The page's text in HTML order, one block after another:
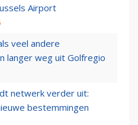
Airport
veel andere
langer weg uit Golfregio
netwerk verder uit:
bestemmingen